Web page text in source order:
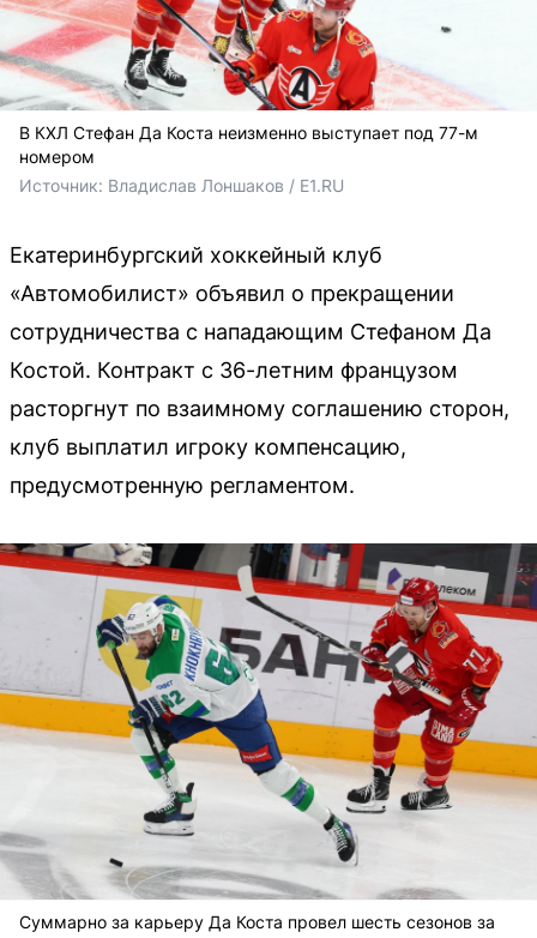
В КХЛ Стефан Да Коста неизменно выступает под 77-м
номером
Источник: Владислав Лоншаков / E1.RU
Екатеринбургский хоккейный клуб
«Автомобилист» объявил о прекращении
сотрудничества с нападающим Стефаном Да
Костой. Контракт с 36-летним французом
расторгнут по взаимному соглашению сторон,
клуб выплатил игроку компенсацию,
предусмотренную регламентом.
Суммарно за карьеру Да Коста провел шесть сезонов за